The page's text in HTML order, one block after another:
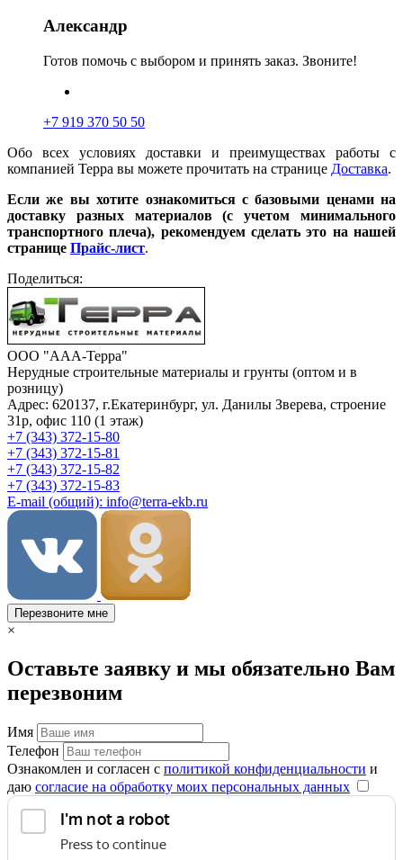
Александр
Готов помочь с выбором и принять заказ. Звоните!
+7 919 370 50 50
Обо всех условиях доставки и преимуществах работы с
компанией Терра вы можете прочитать на странице Доставка.
Если же вы хотите ознакомиться с базовыми ценами на
доставку разных материалов (с учетом минимального
транспортного плеча), рекомендуем сделать это на нашей
странице Прайс-лист.
Поделиться:
ООО "ААА-Терра"
Нерудные строительные материалы и грунты (оптом и в
розницу)
Адрес: 620137, г.Екатеринбург, ул. Данилы Зверева, строение
31р, офис 110 (1 этаж)
+7 (343) 372-15-80
+7 (343) 372-15-81
+7 (343) 372-15-82
+7 (343) 372-15-83
E-mail (общий): info@terra-ekb.ru
Перезвоните мне
×
Оставьте заявку и мы обязательно Вам
перезвоним
Имя
Телефон
Ознакомлен и согласен с политикой конфиденциальности и
даю согласие на обработку моих персональных данных